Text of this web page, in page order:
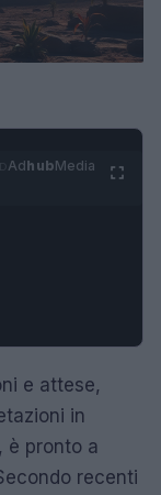
AdhubMedia
e attese,
in
, è pronto a
recenti